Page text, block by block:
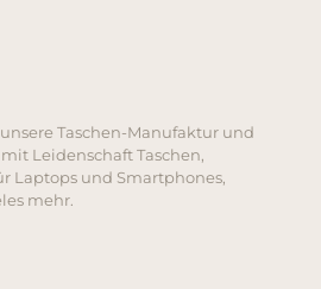
Taschen-Manufaktur und
Leidenschaft Taschen,
Laptops und Smartphones,
mehr.